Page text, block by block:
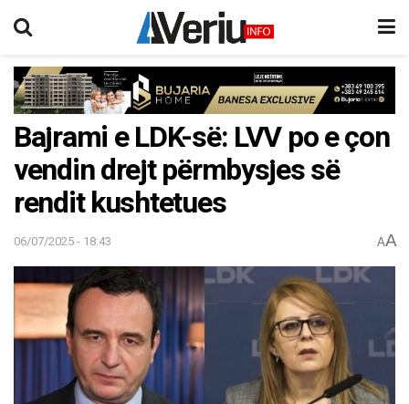
Bajrami e LDK-së: LVV po e çon
vendin drejt përmbysjes së
rendit kushtetues
06/07/2025 - 18:43 AA